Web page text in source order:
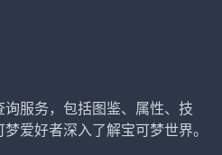
服务，包括图鉴、属性、技
爱好者深入了解宝可梦世界。